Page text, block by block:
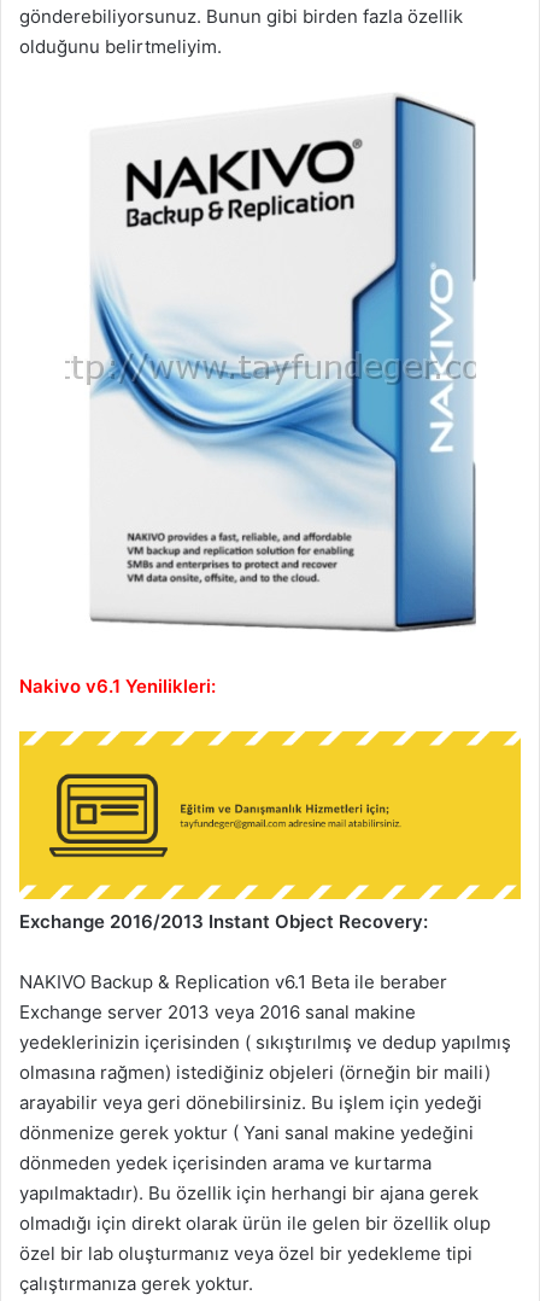
gönderebiliyorsunuz. Bunun gibi birden fazla özellik
olduğunu belirtmeliyim.
Nakivo v6.1 Yenilikleri:
Exchange 2016/2013 Instant Object Recovery:
NAKIVO Backup & Replication v6.1 Beta ile beraber
Exchange server 2013 veya 2016 sanal makine
yedeklerinizin içerisinden ( sıkıştırılmış ve dedup yapılmış
olmasına rağmen) istediğiniz objeleri (örneğin bir maili)
arayabilir veya geri dönebilirsiniz. Bu işlem için yedeği
dönmenize gerek yoktur ( Yani sanal makine yedeğini
dönmeden yedek içerisinden arama ve kurtarma
yapılmaktadır). Bu özellik için herhangi bir ajana gerek
olmadığı için direkt olarak ürün ile gelen bir özellik olup
özel bir lab oluşturmanız veya özel bir yedekleme tipi
çalıştırmanıza gerek yoktur.